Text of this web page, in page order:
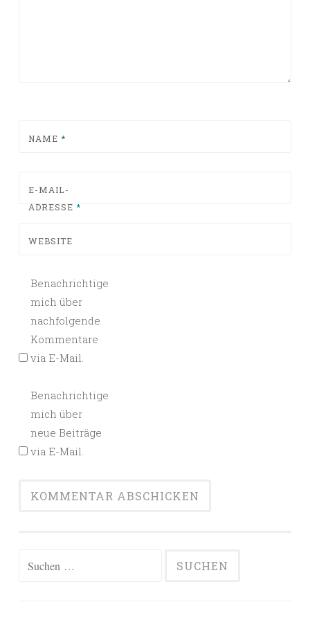
NAME *
E-MAIL-
ADRESSE *
WEBSITE
Benachrichtige
mich über
nachfolgende
Kommentare
via E-Mail.
Benachrichtige
mich über
neue Beiträge
via E-Mail.
Suchen